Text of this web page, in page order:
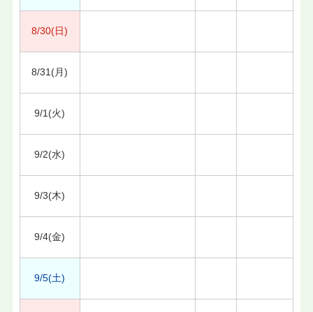
8/30(日)
8/31(月)
9/1(火)
9/2(水)
9/3(木)
9/4(金)
9/5(土)